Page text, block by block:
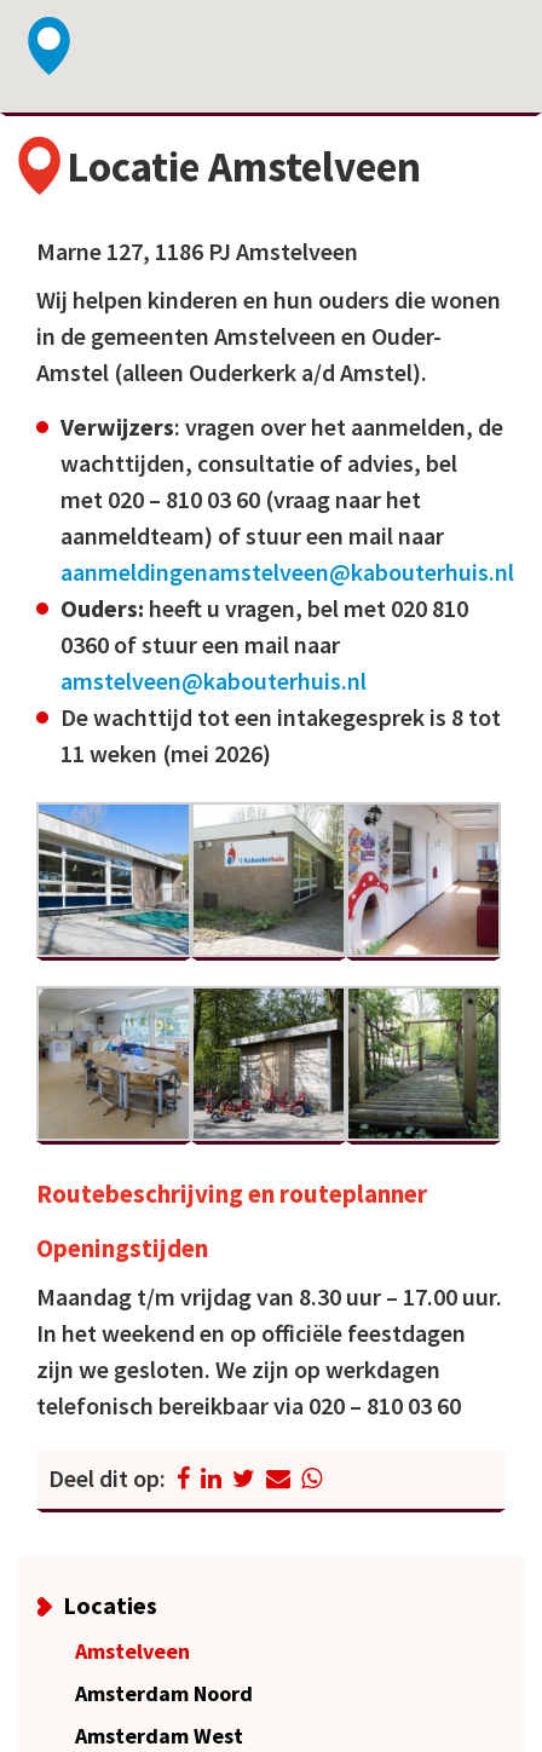
Locatie Amstelveen
Marne 127, 1186 PJ Amstelveen
Wij helpen kinderen en hun ouders die wonen
in de gemeenten Amstelveen en Ouder-
Amstel (alleen Ouderkerk a/d Amstel).
Verwijzers: vragen over het aanmelden, de
wachttijden, consultatie of advies, bel
met 020 – 810 03 60 (vraag naar het
aanmeldteam) of stuur een mail naar
aanmeldingenamstelveen@kabouterhuis.nl
Ouders: heeft u vragen, bel met 020 810
0360 of stuur een mail naar
amstelveen@kabouterhuis.nl
De wachttijd tot een intakegesprek is 8 tot
11 weken (mei 2026)
Routebeschrijvingenrouteplanner
Openingstijden
Maandag t/m vrijdag van 8.30 uur – 17.00 uur.
In het weekend en op officiële feestdagen
zijn we gesloten. We zijn op werkdagen
telefonisch bereikbaar via 020 – 810 03 60
Deel dit op:
Locaties
Amstelveen
Amsterdam Noord
Amsterdam West